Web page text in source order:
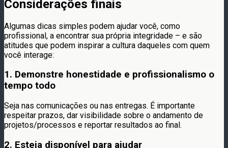
Considerações finais
Algumas dicas simples podem ajudar você, como
profissional, a encontrar sua própria integridade – e são
atitudes que podem inspirar a cultura daqueles com quem
você interage:
1. Demonstre honestidade e profissionalismo o
tempo todo
Seja nas comunicações ou nas entregas. É importante
respeitar prazos, dar visibilidade sobre o andamento de
projetos/processos e reportar resultados ao final.
2. Esteja disponível para ajudar